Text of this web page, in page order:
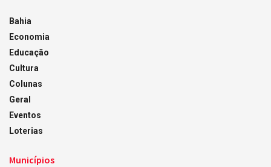
Bahia
Economia
Educação
Cultura
Colunas
Geral
Eventos
Loterias
Municípios